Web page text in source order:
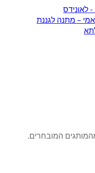
לאונידס
המובחרים.